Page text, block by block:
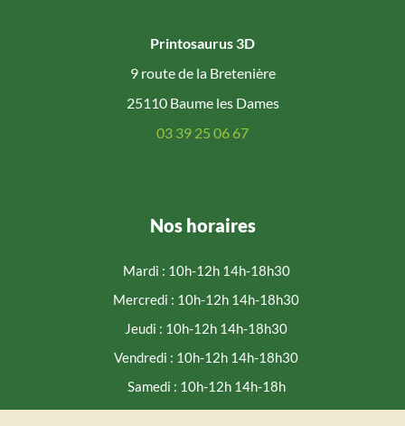
Printosaurus 3D
9 route de la Bretenière
25110 Baume les Dames
03 39 25 06 67
Nos horaires
Mardi : 10h-12h 14h-18h30
Mercredi : 10h-12h 14h-18h30
Jeudi : 10h-12h 14h-18h30
Vendredi : 10h-12h 14h-18h30
Samedi : 10h-12h 14h-18h